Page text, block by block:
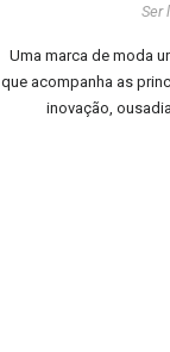
Ser
Uma marca de moda
que acompanha as
inovação,